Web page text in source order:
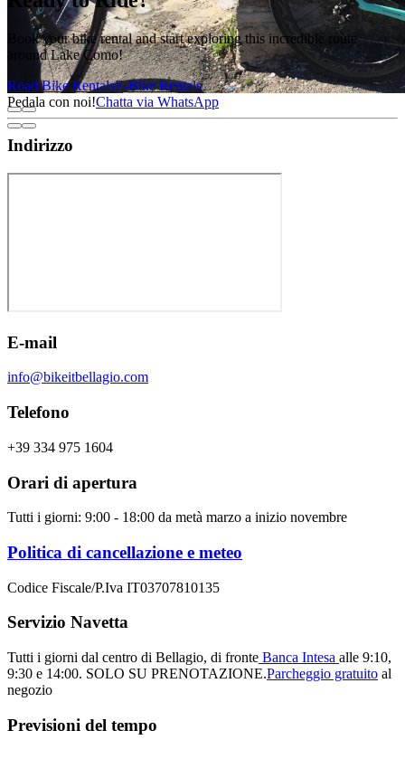
Book your bike rental and start exploring this incredible route
around Lake Como!
Road Bike RentalsE-Bike Rentals
Pedala con noi!Chatta via WhatsApp
Indirizzo
E-mail
info@bikeitbellagio.com
Telefono
+39 334 975 1604
Orari di apertura
Tutti i giorni: 9:00 - 18:00 da metà marzo a inizio novembre
Politica di cancellazione e meteo
Codice Fiscale/P.Iva IT03707810135
Servizio Navetta
Tutti i giorni dal centro di Bellagio, di fronte Banca Intesa alle 9:10,
9:30 e 14:00. SOLO SU PRENOTAZIONE.Parcheggio gratuito al
negozio
Previsioni del tempo